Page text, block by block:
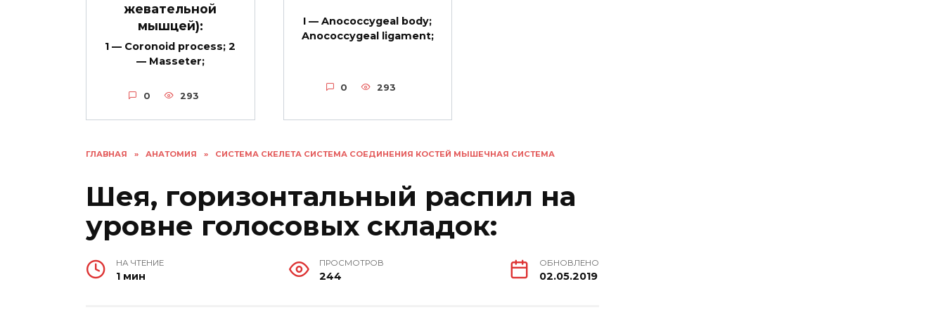
ГЛАВНАЯ » АНАТОМИЯ » СИСТЕМА СКЕЛЕТА СИСТЕМА СОЕДИНЕНИЯ КОСТЕЙ МЫШЕЧНАЯ СИСТЕМА
Шея, горизонтальный распил на
уровне голосовых складок:
НА ЧТЕНИЕ
1 мин
ПРОСМОТРОВ
244
ОБНОВЛЕНО
02.05.2019
жевательной
мышцей):
1 — Coronoid process; 2
— Masseter;
0 293
I — Anococcygeal body;
Anococcygeal ligament;
0 293